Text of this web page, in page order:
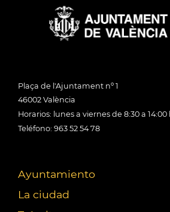
Plaça de l'Ajuntament nº 1
46002 València
Horarios: lunes a viernes de 8:30 a 14:00
Teléfono: 963 52 54 78
Ayuntamiento
La ciudad